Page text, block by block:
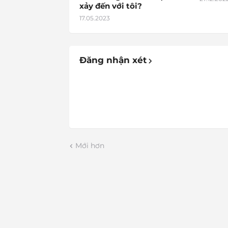
xảy đến với tôi?
17.05.2023
Đăng nhận xét
Mới hơn